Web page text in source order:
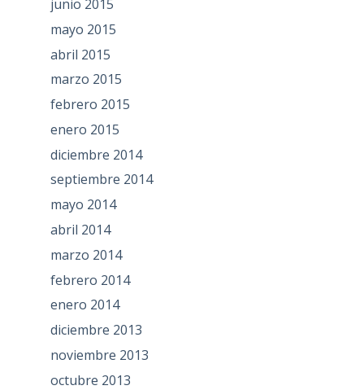
junio 2015
mayo 2015
abril 2015
marzo 2015
febrero 2015
enero 2015
diciembre 2014
septiembre 2014
mayo 2014
abril 2014
marzo 2014
febrero 2014
enero 2014
diciembre 2013
noviembre 2013
octubre 2013